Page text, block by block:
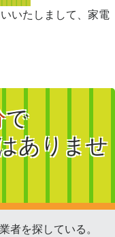
いたしまして、家電
で
ありませ
者を探している。